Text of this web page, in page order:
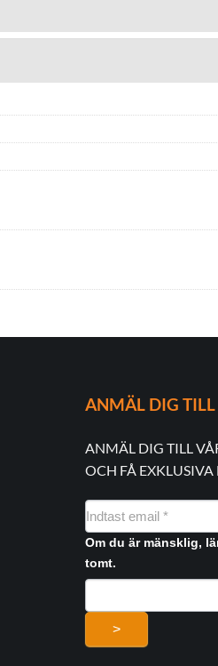
ANMÄL DIG TILL
ANMÄL DIG TILL
OCH FÅ
NYHEDSMAIL
FORMULAR
Om du är mänsklig,
tomt.
>